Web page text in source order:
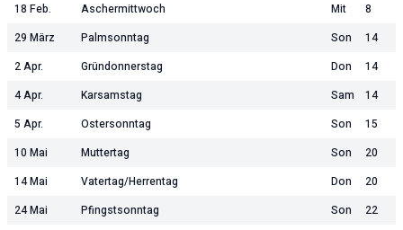
18 Feb.
Aschermittwoch Mit
8
29 März
Palmsonntag Son
14
2 Apr.
Gründonnerstag Don
14
4 Apr.
Karsamstag Sam
14
5 Apr.
Ostersonntag Son
15
10 Mai
Muttertag Son
20
14 Mai
Vatertag/Herrentag Don
20
24 Mai
Pfingstsonntag Son
22